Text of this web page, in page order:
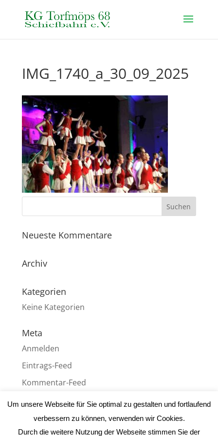
IMG_1740_a_30_09_2025
Neueste Kommentare
Archiv
Kategorien
Keine Kategorien
Meta
Anmelden
Eintrags-Feed
Kommentar-Feed
WordPress.org
Um unsere Webseite für Sie optimal zu gestalten und fortlaufend
verbessern zu können, verwenden wir Cookies.
Durch die weitere Nutzung der Webseite stimmen Sie der